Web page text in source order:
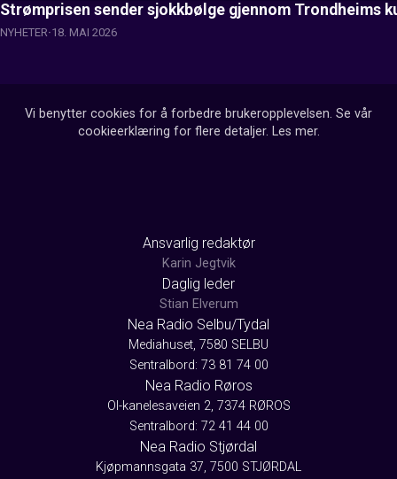
Strømprisen sender sjokkbølge gjennom Trondheims
NYHETER 18. MAI 2026
Vi benytter cookies for å forbedre brukeropplevelsen. Se vår
cookieerklæring for flere detaljer. Les mer.
Ansvarlig redaktør
Karin Jegtvik
Daglig leder
Stian Elverum
Nea Radio Selbu/Tydal
Mediahuset, 7580 SELBU
Sentralbord: 73 81 74 00
Nea Radio Røros
Ol-kanelesaveien 2, 7374 RØROS
Sentralbord: 72 41 44 00
Nea Radio Stjørdal
Kjøpmannsgata 37, 7500 STJØRDAL